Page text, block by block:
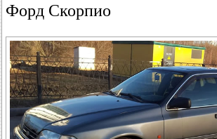
Форд Скорпио